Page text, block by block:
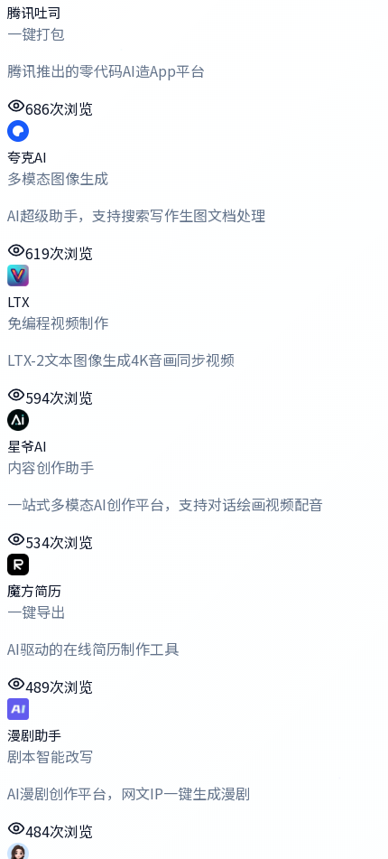
腾讯吐司
一键打包
腾讯推出的零代码AI造App平台
686次浏览
夸克AI
多模态图像生成
AI超级助手，支持搜索写作生图文档处理
619次浏览
LTX
免编程视频制作
LTX-2文本图像生成4K音画同步视频
594次浏览
星爷AI
内容创作助手
一站式多模态AI创作平台，支持对话绘画视频配音
534次浏览
魔方简历
一键导出
AI驱动的在线简历制作工具
489次浏览
漫剧助手
剧本智能改写
AI漫剧创作平台，网文IP一键生成漫剧
484次浏览